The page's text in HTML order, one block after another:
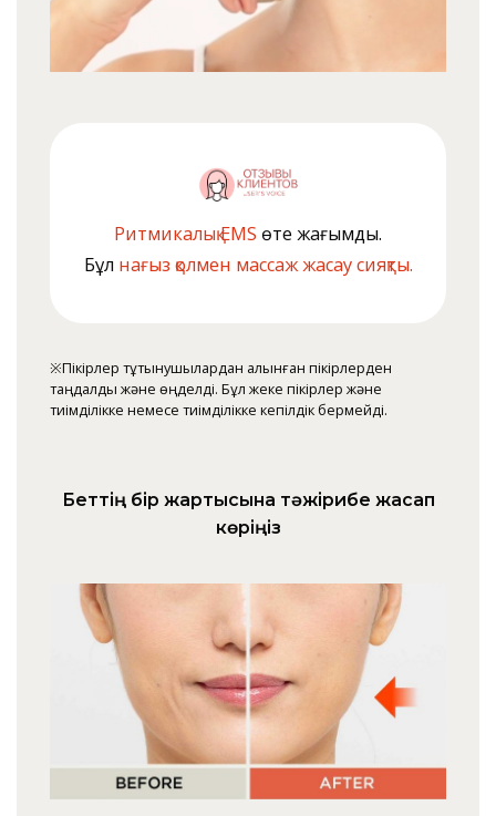
Ритмикалық EMS өте жағымды.
Бұл нағыз қолмен массаж жасау сияқты.
※Пікірлер тұтынушылардан алынған пікірлерден
таңдалды және өңделді. Бұл жеке пікірлер және
тиімділікке немесе тиімділікке кепілдік бермейді.
Беттің бір жартысына тәжірибе жасап
көріңіз